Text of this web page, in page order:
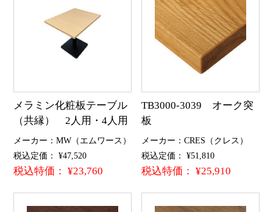
メラミン化粧板テーブル
（共縁） 2人用・4人用
メーカー：MW（エムワース）
税込定価： ¥47,520
税込特価： ¥23,760
TB3000-3039 オーク突
板
メーカー：CRES（クレス）
税込定価： ¥51,810
税込特価： ¥25,910